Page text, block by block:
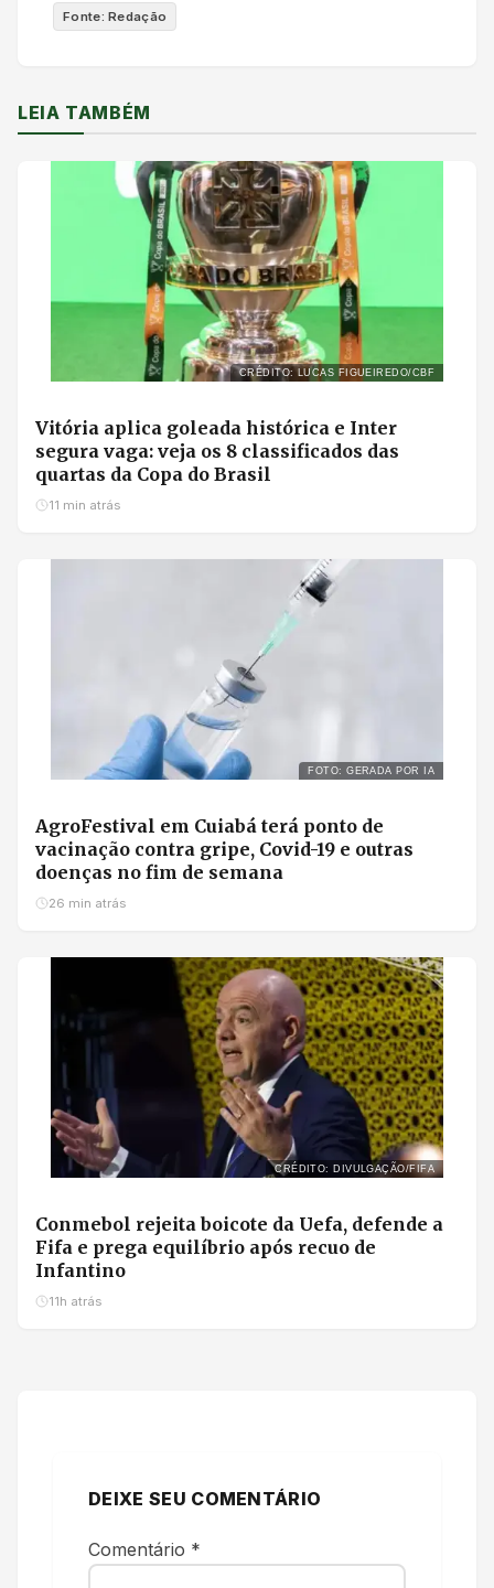
Fonte: Redação
LEIA TAMBÉM
CRÉDITO: LUCAS FIGUEIREDO/CBF
Vitória aplica goleada histórica e Inter
segura vaga: veja os 8 classificados das
quartas da Copa do Brasil
11 min atrás
FOTO: GERADA POR IA
AgroFestival em Cuiabá terá ponto de
vacinação contra gripe, Covid-19 e outras
doenças no fim de semana
26 min atrás
CRÉDITO: DIVULGAÇÃO/FIFA
Conmebol rejeita boicote da Uefa, defende a
Fifa e prega equilíbrio após recuo de
Infantino
11h atrás
DEIXE SEU COMENTÁRIO
Comentário *